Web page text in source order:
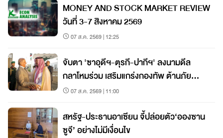
MONEY AND STOCK MARKET REVIEW
วันที่ 3-7 สิงหาคม 2569
07 ส.ค. 2569 | 12:25
จับตา 'ซาอุดีฯ-ตุรกี-ปากีฯ' ลงนามดีล
กลาโหมร่วม เสริมแกร่งกองทัพ ต้านภัย
คุกคาม
07 ส.ค. 2569 | 11:00
สหรัฐ-ประธานอาเซียน จี้ปล่อยตัว‘อองซาน
ซูจี’ อย่างไม่มีเงื่อนไข